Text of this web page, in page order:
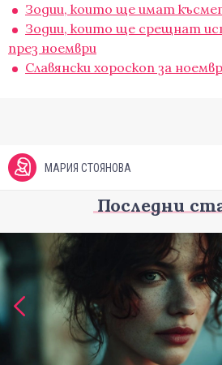
Зодии, които ще имат
Зодии, които ще срещнат
през ноември
Славянски хороскоп за
МАРИЯ СТОЯНОВА
Последни